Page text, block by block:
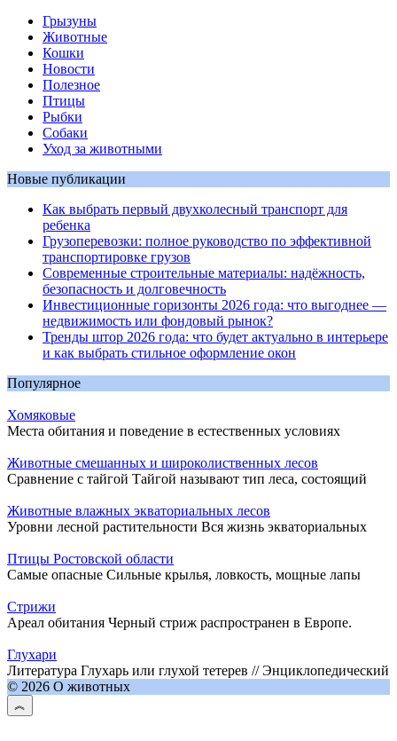
Грызуны
Животные
Кошки
Новости
Полезное
Птицы
Рыбки
Собаки
Уход за животными
Новые публикации
Как выбрать первый двухколесный транспорт для
ребенка
Грузоперевозки: полное руководство по эффективной
транспортировке грузов
Современные строительные материалы: надёжность,
безопасность и долговечность
Инвестиционные горизонты 2026 года: что выгоднее —
недвижимость или фондовый рынок?
Тренды штор 2026 года: что будет актуально в интерьере
и как выбрать стильное оформление окон
Популярное
Хомяковые
Места обитания и поведение в естественных условиях
Животные смешанных и широколиственных лесов
Сравнение с тайгой Тайгой называют тип леса, состоящий
Животные влажных экваториальных лесов
Уровни лесной растительности Вся жизнь экваториальных
Птицы Ростовской области
Самые опасные Сильные крылья, ловкость, мощные лапы
Стрижи
Ареал обитания Черный стриж распространен в Европе.
Глухари
Литература Глухарь или глухой тетерев // Энциклопедический
© 2026 О животных